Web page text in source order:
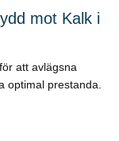
mot Kalk i
att avlägsna
optimal prestanda.